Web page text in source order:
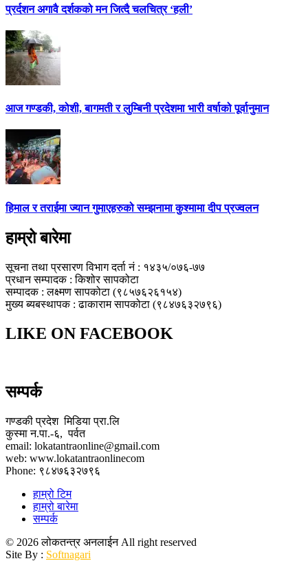
प्रर्दशन अगावै दर्शकको मन जित्दै चलचित्र ‘हली’
आज गण्डकी, कोशी, बागमती र लुम्बिनी प्रदेशमा भारी वर्षाको पूर्वानुमान
हिमाल र तराईमा ज्यान गुमाएहरुको सम्झनामा कुश्मामा दीप प्रज्वलन
हाम्रो बारेमा
सूचना तथा प्रसारण विभाग दर्ता नं : १४३५/०७६-७७
प्रधान सम्पादक : किशोर सापकोटा
सम्पादक : लक्ष्मण सापकोटा (९८५७६२६१५४)
मुख्य ब्यबस्थापक : ढाकाराम सापकोटा (९८४७६३२७९६)
LIKE ON FACEBOOK
सम्पर्क
गण्डकी प्रदेश मिडिया प्रा.लि
कुस्मा न.पा.-६, पर्वत
email: lokatantraonline@gmail.com
web: www.lokatantraonlinecom
Phone: ९८४७६३२७९६
हाम्रो टिम
हाम्रो बारेमा
सम्पर्क
© 2026 लोकतन्त्र अनलाईन All right reserved
Site By : Softnagari